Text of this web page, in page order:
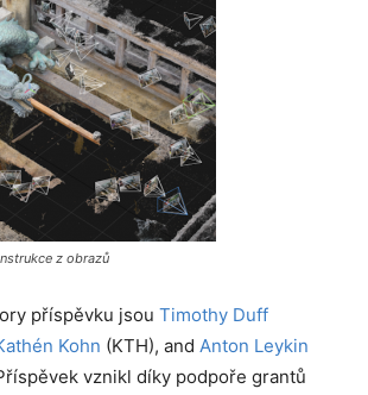
z obrazů
příspěvku jsou Timothy Duff
Kohn (KTH), and Anton Leykin
vznikl díky podpoře grantů